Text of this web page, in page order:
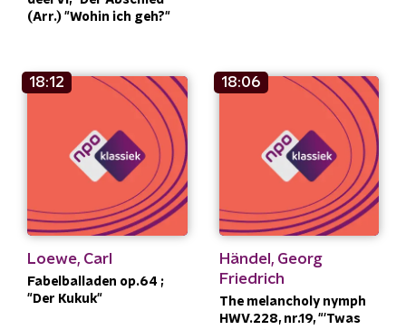
(Arr.) "Wohin ich geh?"
18:12
Loewe, Carl
Fabelballaden op.64 ;
"Der Kukuk"
18:06
Händel, Georg
Friedrich
The melancholy nymph
HWV.228, nr.19, "'Twas